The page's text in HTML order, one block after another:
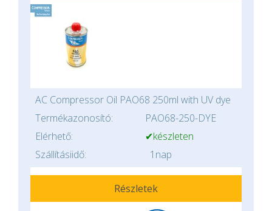
AC Compressor Oil PAO68 250ml with UV dye
Termékazonosító:
PAO68-250-DYE
Elérhető:
✔készleten
Szállításiidő:
1nap
Részletek